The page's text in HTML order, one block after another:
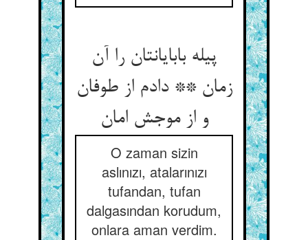
پیله بابایانتان را آن
زمان ** دادم از طوفان
و از موجش امان
O zaman sizin
aslınızı, atalarınızı
tufandan, tufan
dalgasından korudum,
onlara aman verdim.